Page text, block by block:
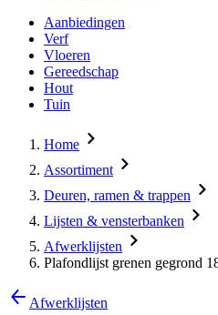
Aanbiedingen
Verf
Vloeren
Gereedschap
Hout
Tuin
Home
Assortiment
Deuren, ramen & trappen
Lijsten & vensterbanken
Afwerklijsten
Plafondlijst grenen gegrond
Afwerklijsten